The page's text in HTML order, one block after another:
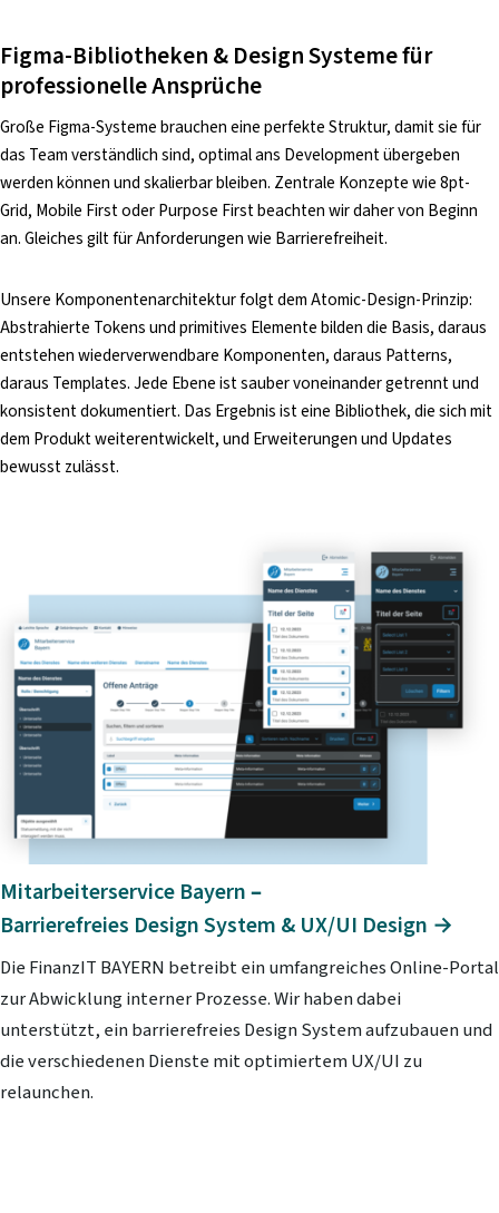
Figma-Bibliotheken & Design Systeme für
professionelle Ansprüche
Große Figma-Systeme brauchen eine perfekte Struktur, damit sie für
das Team verständlich sind, optimal ans Development übergeben
werden können und skalierbar bleiben. Zentrale Konzepte wie 8pt-
Grid, Mobile First oder Purpose First beachten wir daher von Beginn
an. Gleiches gilt für Anforderungen wie Barrierefreiheit.
Unsere Komponentenarchitektur folgt dem Atomic-Design-Prinzip:
Abstrahierte Tokens und primitives Elemente bilden die Basis, daraus
entstehen wiederverwendbare Komponenten, daraus Patterns,
daraus Templates. Jede Ebene ist sauber voneinander getrennt und
konsistent dokumentiert. Das Ergebnis ist eine Bibliothek, die sich mit
dem Produkt weiterentwickelt, und Erweiterungen und Updates
bewusst zulässt.
Mitarbeiterservice Bayern –
Barrierefreies Design System & UX/UI Design →
Die FinanzIT BAYERN betreibt ein umfangreiches Online-Portal
zur Abwicklung interner Prozesse. Wir haben dabei
unterstützt, ein barrierefreies Design System aufzubauen und
die verschiedenen Dienste mit optimiertem UX/UI zu
relaunchen.